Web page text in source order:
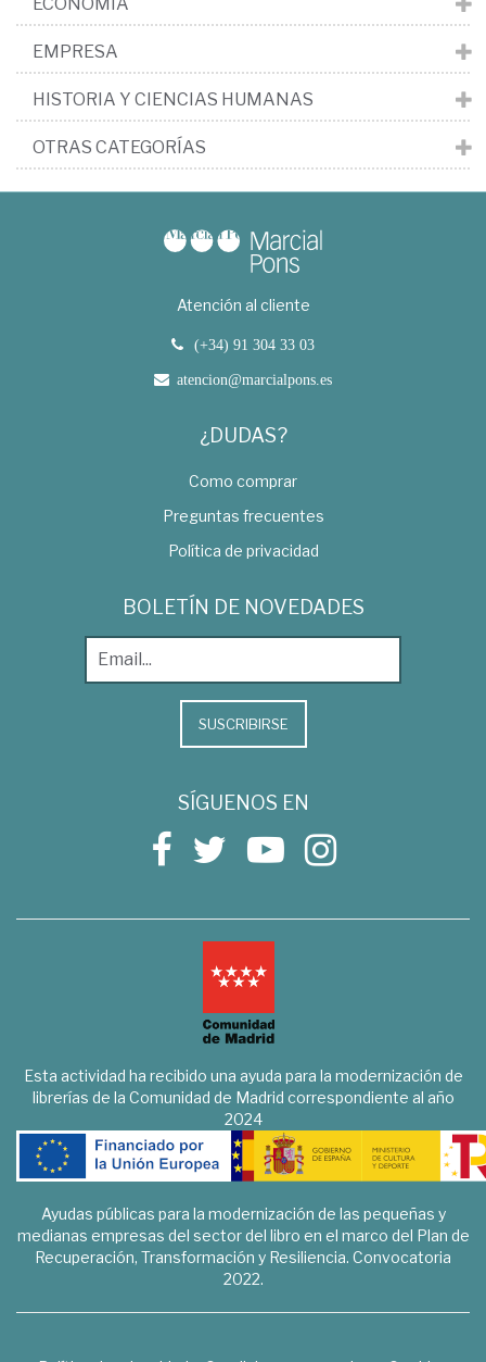
EMPRESA
HISTORIA Y CIENCIAS HUMANAS
OTRAS CATEGORÍAS
Atención al cliente
(+34) 91 304 33 03
atencion@marcialpons.es
¿DUDAS?
Como comprar
Preguntas frecuentes
Política de privacidad
BOLETÍN DE NOVEDADES
SUSCRIBIRSE
SÍGUENOS EN
Esta actividad ha recibido una ayuda para la modernización de
librerías de la Comunidad de Madrid correspondiente al año
2024
Ayudas públicas para la modernización de las pequeñas y
medianas empresas del sector del libro en el marco del Plan de
Recuperación, Transformación y Resiliencia. Convocatoria
2022.